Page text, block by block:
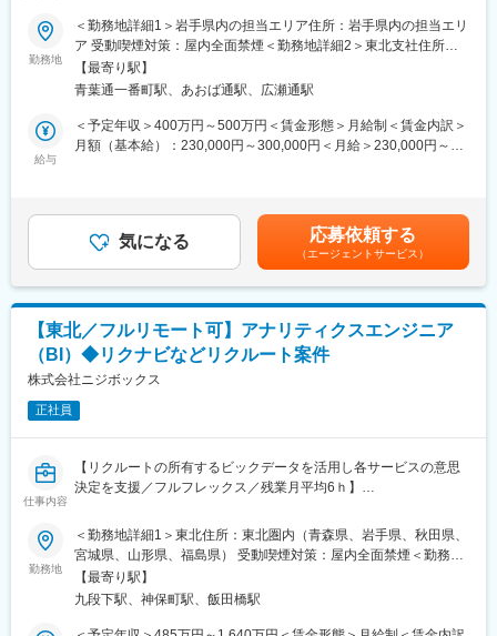
・自治体向けITソリューション領域ではシェアトップクラスの実
績を誇り、日本全国の自治体に対して課題解決や地域活性、まち
づくりをサポートする商品やサービス提案をする社会貢献性の高
い事業です。
アポ等での新規開拓はほとんど発生せず、顧客のニーズに合わせ
た提案営業ができる環境です。
間15時間程度、家族手当等も充実しており中長期的に働くことが
できる環境です。
会・地域貢献／平均勤続年数20年と安定・長期就業が叶う職場】
■仕事内容
「法令の普及と地方自治の振興への寄与」を企業理念に様々な事
業を展開している当社。創業130年から地方自治体特化の事業を
行っている歴史と高い実績があるため、業界トップシェアの商品
を其々の事業にて展開しております。
■業務詳細
自治体を中心とした当社のクライアントに対し、課題に合わせ
て、法令・例規のデータベースや業務効率化システムの導入、地
す。
基本的には既存顧客に対しての提案となっており、過去にお取引
のある自治体が対象となるため、比較的営業活動が行いやすい環
境です。
■提供サービスの魅力
・業務効率化システム（自社パッケージソフト）
行政事務の効率化を目的に、地方公共団体の財務、起債、人事・
給与、公営企業会計などの業務用アプリケーションソフトウェア
を企画、開発及び販売しています。
したシステムであり、トップクラスのシェアを誇るシステムもご
ざいます。
■組織構成：
勤務地
＜勤務地詳細1＞岩手県内の担当エリア住所：岩手県内の担当エリ
ア 受動喫煙対策：屋内全面禁煙＜勤務地詳細2＞東北支社住所：
宮城県仙台市青葉区一番町一丁目2番25号 仙台NSビル6階勤務地
最寄駅：青葉通一番町駅受動喫煙対策：敷地内喫煙可能場所あり
【最寄り駅】
青葉通一番町駅、あおば通駅、広瀬通駅
給与
＜予定年収＞400万円～500万円＜賃金形態＞月給制＜賃金内訳＞
月額（基本給）：230,000円～300,000円＜月給＞230,000円～
す。月給(月額)は固定手当を含めた表記です。
気になる 応募依頼する
（エージェントサービス）
【東北／フルリモート可】アナリティクスエンジニア
（BI）◆リクナビなどリクルート案件
株式会社ニジボックス
正社員
仕事内容
【リクルートの所有するビックデータを活用し各サービスの意思
決定を支援／フルフレックス／残業月平均6ｈ】
『ホットペッパーグルメ』、『SUUMO』、『Airビジネスツール
ズ』といったリクルートの各サービスプロダクトにおけるAdobe
Analyticsを活用したデータ取得の要件定義、設計、開発、検証業
務を通じてユーザー行動データの取得と活用を支える役割を担っ
ていただきます。
勤務地
＜勤務地詳細1＞東北住所：東北圏内（青森県、岩手県、秋田県、
宮城県、山形県、福島県） 受動喫煙対策：屋内全面禁煙＜勤務地
詳細2＞本社住所：東京都千代田区九段北1丁目14-6 九段坂上KS
ビル 南棟4階勤務地最寄駅：東京メトロ東西線半蔵門線／九段下
【最寄り駅】
九段下駅、神保町駅、飯田橋駅